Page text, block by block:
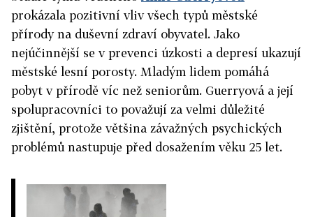
prokázala pozitivní vliv všech typů městské
přírody na duševní zdraví obyvatel. Jako
nejúčinnější se v prevenci úzkosti a depresí ukazují
městské lesní porosty. Mladým lidem pomáhá
pobyt v přírodě víc než seniorům. Guerryová a její
spolupracovníci to považují za velmi důležité
zjištění, protože většina závažných psychických
problémů nastupuje před dosažením věku 25 let.